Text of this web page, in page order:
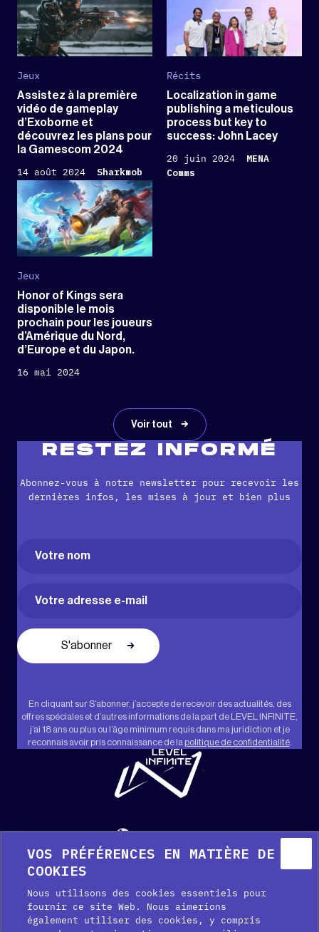
Jeux
Assistez à la première
vidéo de gameplay
d’Exoborne et
découvrez les plans pour
la Gamescom 2024
14 août 2024 Sharkmob
Récits
Localization in game
publishing a meticulous
process but key to
success: John Lacey
20 juin 2024
MENA
Comms
Jeux
Honor of Kings sera
disponible le mois
prochain pour les joueurs
d’Amérique du Nord,
d’Europe et du Japon.
16 mai 2024
Voir tout
RESTEZ INFORMÉ
Abonnez-vous à notre newsletter pour recevoir les
dernières infos, les mises à jour et bien plus
Name
En cliquant sur S’abonner, j’accepte de recevoir des actualités, des
offres spéciales et d’autres informations de la part de LEVEL INFINITE,
j’ai 18 ans ou plus ou l’âge minimum requis dans ma juridiction et je
reconnais avoir pris connaissance de la politique de confidentialité.
"
Français
VOS PRÉFÉRENCES EN MATIÈRE DE
COOKIES
Nous utilisons des cookies essentiels pour
fournir ce site Web. Nous aimerions
également utiliser des cookies, y compris